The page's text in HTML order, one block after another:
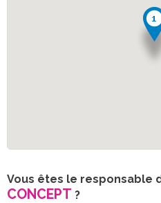
Vous êtes le responsable
CONCEPT ?